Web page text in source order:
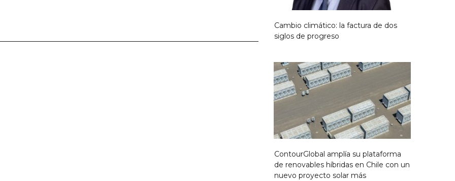
Cambio climático: la factura de dos
siglos de progreso
ContourGlobal amplía su plataforma
de renovables híbridas en Chile con un
nuevo proyecto solar más